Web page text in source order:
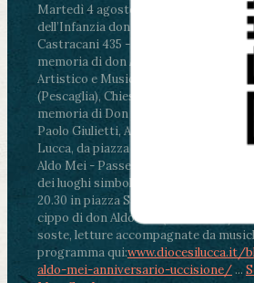
Martedì 4 agosto2026
ore 11:30 -
dell’Infanzia don Aldo Mei - Viale
Castracani 435 - Inaugurazione
memoria di don Aldo Mei curato dal
Artistico e Musicale “Passaglia”
ore
(Pescaglia), Chiesa parrocchiale -
memoria di Don Aldo Mei celebrata da
Paolo Giulietti, Arcivescovo di Lucca
Lucca, da piazza San Michele al Cippo
Aldo Mei - Passeggiata della Memoria
dei luoghi simbolo della città. Ritrovo
20.30 in piazza San Michele con
cippo di don Aldo Mei (Porta Elisa).
soste, letture accompagnate da
programma qui:www.diocesilucca.it/
aldo-mei-anniversario-uccisione/ ...